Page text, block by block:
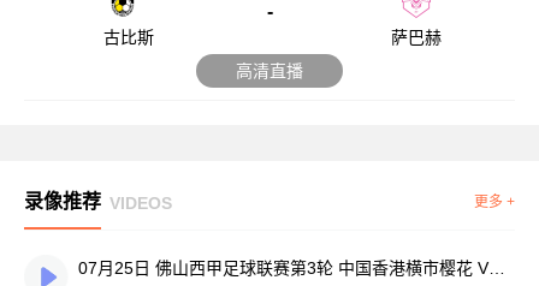
古比斯
-
萨巴赫
高清直播
录像推荐 VIDEOS 更多 +
07月25日 佛山西甲足球联赛第3轮 中国香港横市樱花 VS 吉图省实青年 全场录像